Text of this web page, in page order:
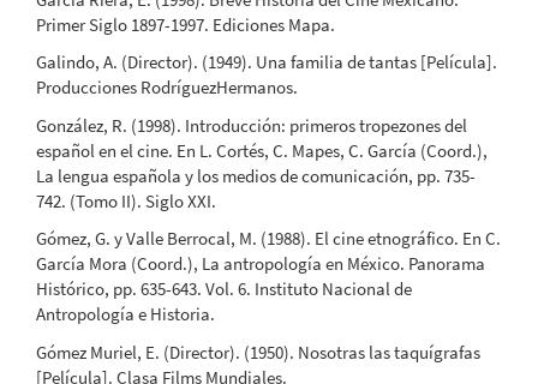
Primer Siglo 1897-1997. Ediciones Mapa.
Galindo, A. (Director). (1949). Una familia de tantas [Película].
Producciones RodríguezHermanos.
González, R. (1998). Introducción: primeros tropezones del
español en el cine. En L. Cortés, C. Mapes, C. García (Coord.),
La lengua española y los medios de comunicación, pp. 735-
742. (Tomo II). Siglo XXI.
Gómez, G. y Valle Berrocal, M. (1988). El cine etnográfico. En C.
García Mora (Coord.), La antropología en México. Panorama
Histórico, pp. 635-643. Vol. 6. Instituto Nacional de
Antropología e Historia.
Gómez Muriel, E. (Director). (1950). Nosotras las taquígrafas
[Película]. Clasa Films Mundiales.